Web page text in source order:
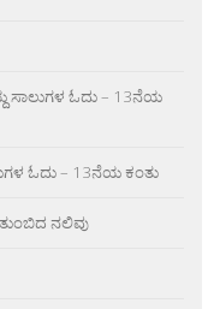
ಸಾಲುಗಳ ಓದು – 13ನೆಯ
ಓದು – 13ನೆಯ ಕಂತು
ನಲಿವು